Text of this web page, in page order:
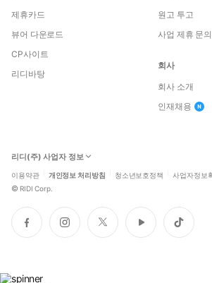
제휴카드
뷰어 다운로드
CP사이트
리디바탕
원고 투고
사업 제휴 문의
회사
회사 소개
인재채용
리디(주) 사업자 정보
이용약관 개인정보 처리방침 청소년보호정책 사업자정보
© RIDI Corp.
페
이
인
스
트
위
유
튜
틱
톡